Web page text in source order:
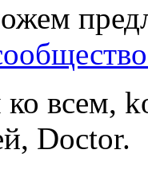
всем,
Doctor.